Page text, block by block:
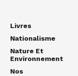
Livres
Nationalisme
Nature Et
Environnement
Nos